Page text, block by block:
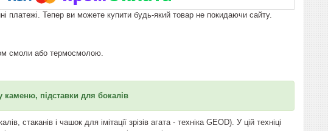
платежі. Тепер ви можете купити будь-який товар не покидаючи сайту.
смоли або термосмолою.
каменю, підставки для бокалів
і чашок для імітації зрізів агата - техніка GEOD). У цій техніці